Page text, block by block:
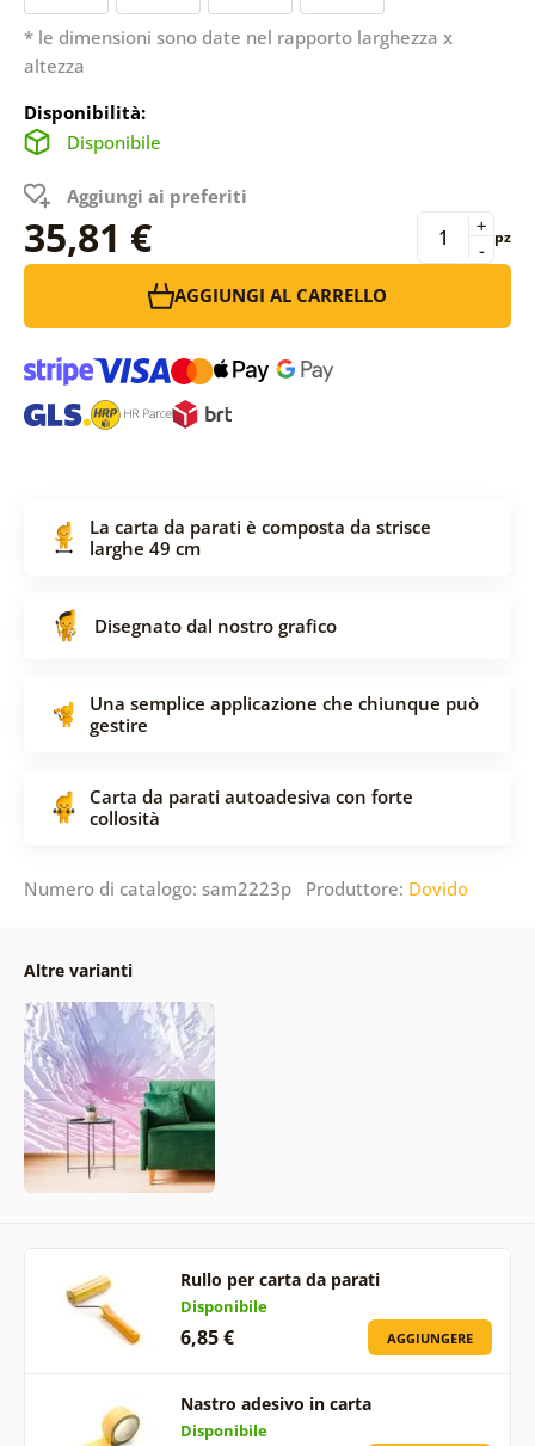
* le dimensioni sono date nel rapporto larghezza x
altezza
Disponibilità:
Disponibile
Aggiungi ai preferiti
35,81 € -
+ pz
AGGIUNGI AL CARRELLO
La carta da parati è composta da strisce
larghe 49 cm
Disegnato dal nostro grafico
Una semplice applicazione che chiunque può
gestire
Carta da parati autoadesiva con forte
collosità
Numero di catalogo: sam2223p Produttore: Dovido
Altre varianti
Rullo per carta da parati
Disponibile
6,85 € AGGIUNGERE
Nastro adesivo in carta
Disponibile